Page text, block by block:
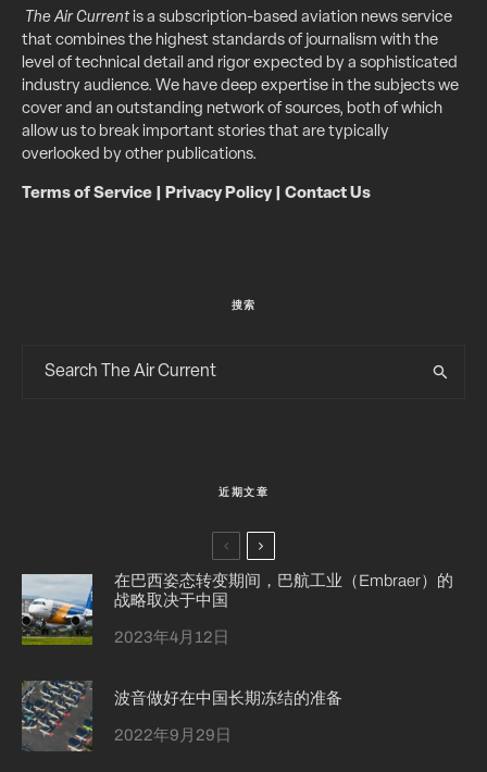
The Air Currentis a subscription-based aviation news service
that combines the highest standards of journalism with the
level of technical detail and rigor expected by a sophisticated
industry audience. We have deep expertise in the subjects we
cover and an outstanding network of sources, both of which
allow us to break important stories that are typically
overlooked by other publications.
Terms of Service Privacy Policy| Contact Us
搜索
近期文章
在巴西姿态转变期间，巴航工业（Embraer）的
战略取决于中国
2023年4月12日
波音做好在中国长期冻结的准备
2022年9月29日